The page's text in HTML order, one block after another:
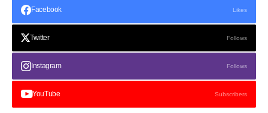
Facebook Likes
Twitter Follows
Instagram Follows
YouTube Subscribers